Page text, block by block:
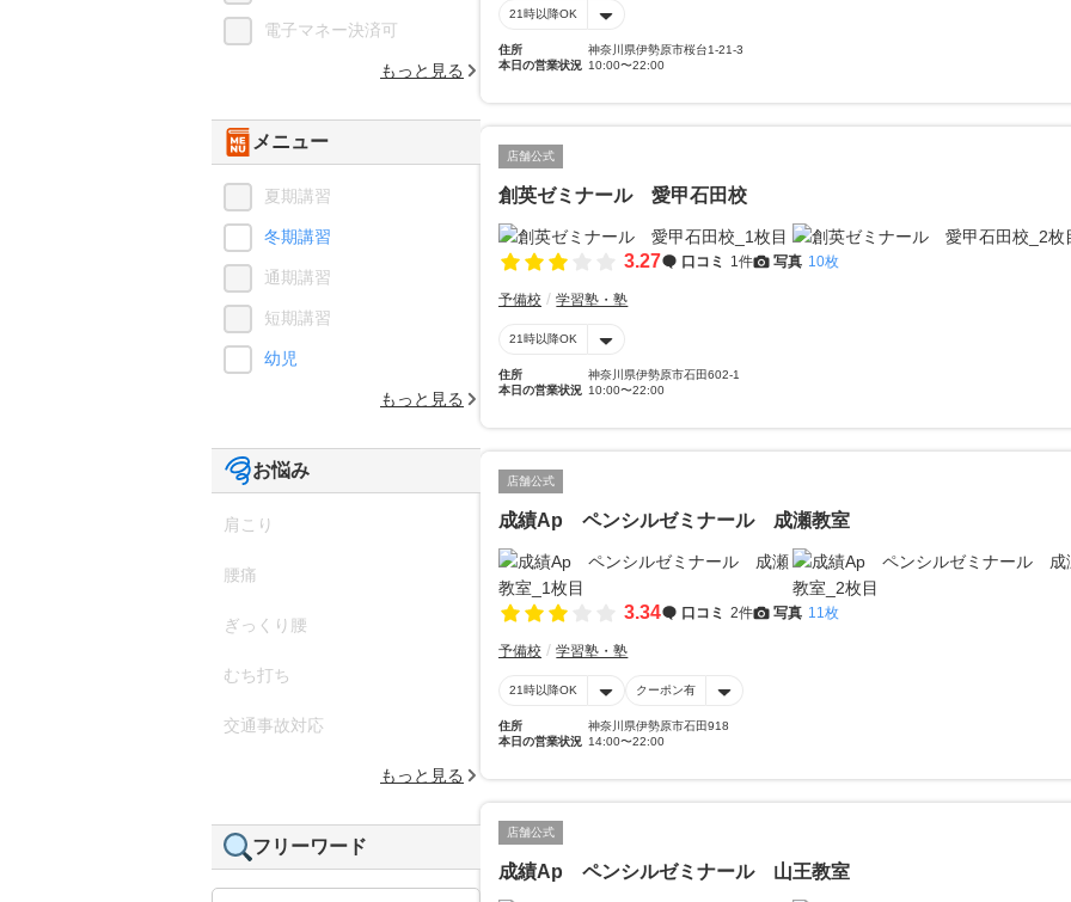
21時以降OK
住所
神奈川県伊勢原市桜台1-21-3
本日の営業状況 10:00〜22:00
店舗公式
創英ゼミナール 愛甲石田校
3.27 口コミ 1件 写真 10枚
予備校 学習塾・塾
21時以降OK
住所
神奈川県伊勢原市石田602-1
本日の営業状況 10:00〜22:00
店舗公式
成績Ap ペンシルゼミナール 成瀬教室
3.34 口コミ 2件 写真 11枚
予備校 学習塾・塾
21時以降OK クーポン有
住所
神奈川県伊勢原市石田918
本日の営業状況 14:00〜22:00
店舗公式
成績Ap ペンシルゼミナール 山王教室
電子マネー決済可
もっと見る
メニュー
夏期講習
冬期講習
通期講習
短期講習
幼児
もっと見る
お悩み
肩こり
腰痛
ぎっくり腰
むち打ち
交通事故対応
もっと見る
フリーワード